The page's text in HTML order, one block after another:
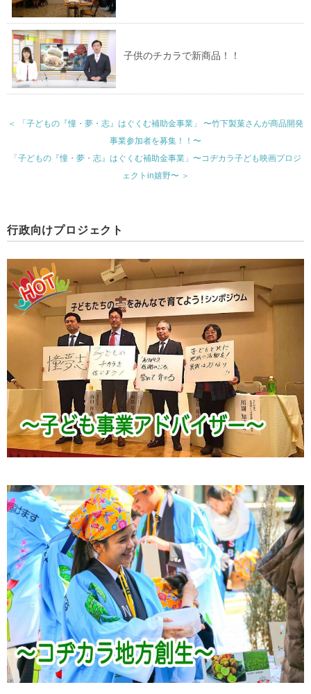
子供のチカラで新商品！！
＜ 「子どもの『憧・夢・志』はぐくむ補助金事業」 〜竹下製菓さんが商品開発
事業参加者を募集！！〜
「子どもの『憧・夢・志』はぐくむ補助金事業」〜コヂカラ子ども映画プロジ
ェクトin嬉野〜 ＞
行政向けプロジェクト